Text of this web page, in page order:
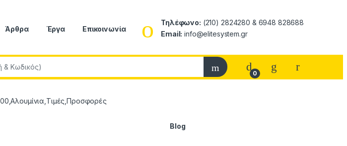
Άρθρα Έργα Επικοινωνία
Τηλέφωνο: (210) 2824280 & 6948 828688
Email: info@elitesystem.gr
0
My Account
Blog